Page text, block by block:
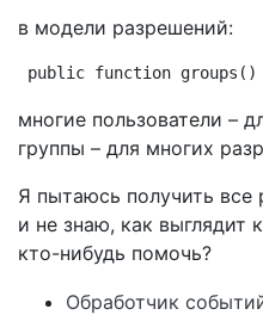
в модели разрешений:
public function
многие пользователи –
группы – для многих
Я пытаюсь получить все
и не знаю, как выглядит
кто-нибудь помочь?
Обработчик